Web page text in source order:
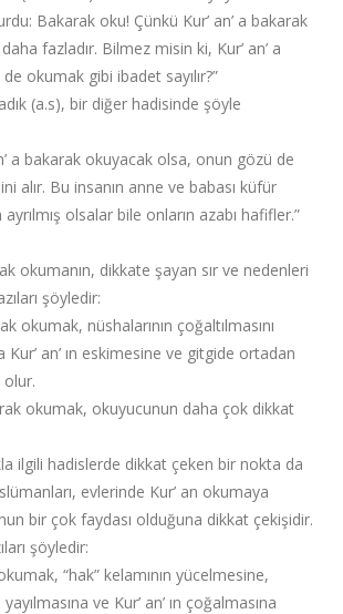
Bakarak oku! Çünkü Kur’ an’ a bakarak
fazladır. Bilmez misin ki, Kur’ an’ a
okumak gibi ibadet sayılır?”
(a.s), bir diğer hadisinde şöyle
a bakarak okuyacak olsa, onun gözü de
alır. Bu insanın anne ve babası küfür
olsalar bile onların azabı hafifler.”
okumanın, dikkate şayan sır ve nedenleri
şöyledir:
okumak, nüshalarının çoğaltılmasını
an’ ın eskimesine ve gitgide ortadan
olur.
okumak, okuyucunun daha çok dikkat
ilgili hadislerde dikkat çeken bir nokta da
evlerinde Kur’ an okumaya
bir çok faydası olduğuna dikkat çekişidir.
şöyledir:
“hak” kelamının yücelmesine,
ve Kur’ an’ ın çoğalmasına